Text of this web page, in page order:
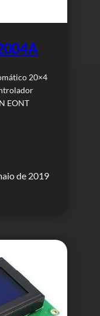
20×4
EONT
de 2019